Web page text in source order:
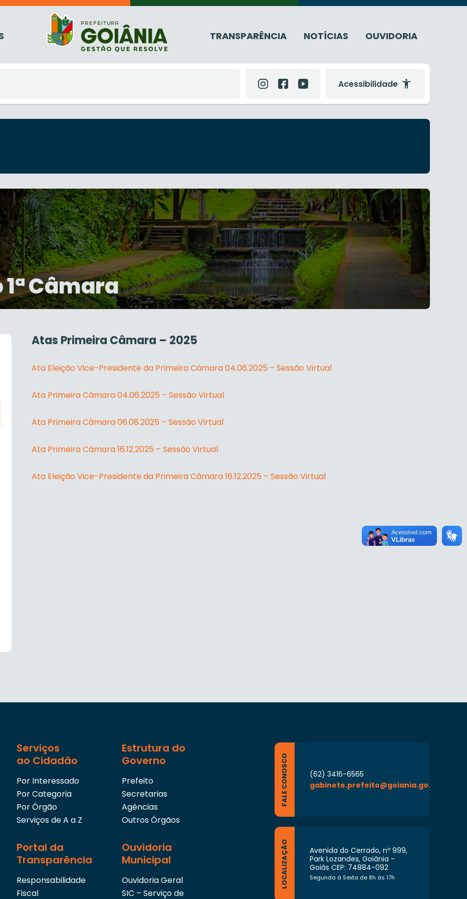
TRANSPARÊNCIA NOTÍCIAS OUVIDORIA
Acessibilidade
Câmara
Atas Primeira Câmara – 2025
Ata Eleição Vice-Presidente da Primeira Câmara 04.06.2025 – Sessão Virtual
Ata Primeira Câmara 04.06.2025 – Sessão Virtual
Ata Primeira Câmara 06.08.2025 – Sessão Virtual
Ata Primeira Câmara 16.12.2025 – Sessão Virtual
Ata Eleição Vice-Presidente da Primeira Câmara 16.12.2025 – Sessão Virtual
Serviços
ao Cidadão
Por Interessado
Por Categoria
Por Órgão
Serviços de A a Z
Estrutura do
Governo
Prefeito
Secretarias
Agências
Outros Órgãos
Portal da
Transparência
Responsabilidade
Fiscal
Ouvidoria
Municipal
Ouvidoria Geral
SIC – Serviço de
FALE CONOSCO
(62) 3416-6565
gabinete.prefeito@goiania.go.gov.br
LOCALIZAÇÃO
Avenida do Cerrado, nº 999,
Park Lozandes, Goiânia -
Goiás CEP: 74884-092
Segunda à Sexta de 8h às 17h